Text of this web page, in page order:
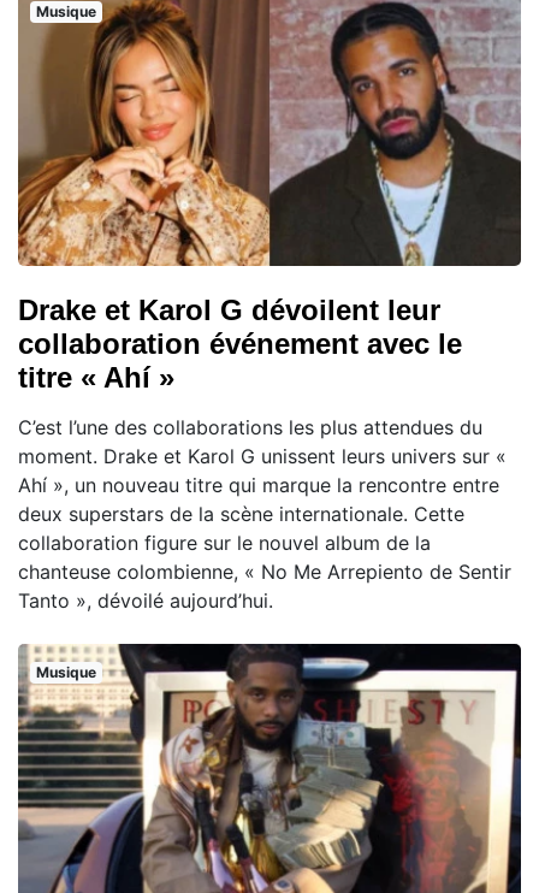
Musique
Drake et Karol G dévoilent leur
collaboration événement avec le
titre « Ahí »
C’est l’une des collaborations les plus attendues du
moment. Drake et Karol G unissent leurs univers sur «
Ahí », un nouveau titre qui marque la rencontre entre
deux superstars de la scène internationale. Cette
collaboration figure sur le nouvel album de la
chanteuse colombienne, « No Me Arrepiento de Sentir
Tanto », dévoilé aujourd’hui.
Musique